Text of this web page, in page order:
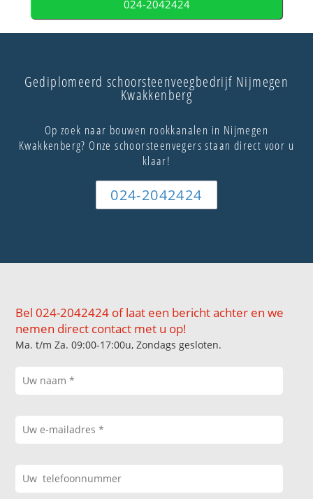
024-2042424
Gediplomeerd schoorsteenveegbedrijf Nijmegen
Kwakkenberg
Op zoek naar bouwen rookkanalen in Nijmegen
Kwakkenberg? Onze schoorsteenvegers staan direct voor u
klaar!
024-2042424
Bel 024-2042424 of laat een bericht achter en we
nemen direct contact met u op!
Ma. t/m Za. 09:00-17:00u, Zondags gesloten.